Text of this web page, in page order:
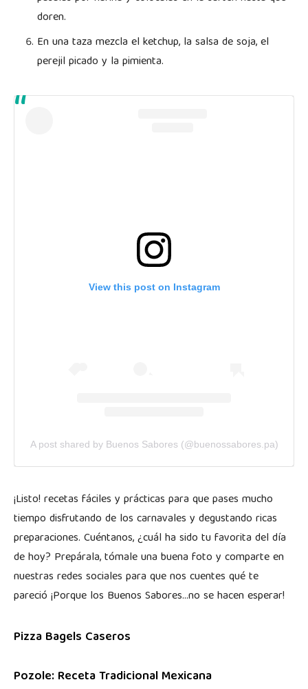
doren.
En una taza mezcla el ketchup, la salsa de soja, el
perejil picado y la pimienta.
View this post on Instagram
A post shared by Buenos Sabores (@buenossabores.pa)
¡Listo! recetas fáciles y prácticas para que pases mucho
tiempo disfrutando de los carnavales y degustando ricas
preparaciones. Cuéntanos, ¿cuál ha sido tu favorita del día
de hoy? Prepárala, tómale una buena foto y comparte en
nuestras redes sociales para que nos cuentes qué te
pareció ¡Porque los Buenos Sabores…no se hacen esperar!
Pizza Bagels Caseros
Pozole: Receta Tradicional Mexicana